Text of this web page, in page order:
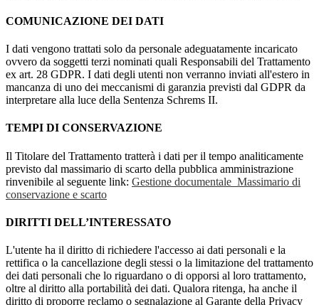
COMUNICAZIONE DEI DATI
I dati vengono trattati solo da personale adeguatamente incaricato
ovvero da soggetti terzi nominati quali Responsabili del Trattamento
ex art. 28 GDPR. I dati degli utenti non verranno inviati all'estero in
mancanza di uno dei meccanismi di garanzia previsti dal GDPR da
interpretare alla luce della Sentenza Schrems II.
TEMPI DI CONSERVAZIONE
Il Titolare del Trattamento tratterà i dati per il tempo analiticamente
previsto dal massimario di scarto della pubblica amministrazione
rinvenibile al seguente link: Gestione documentale_Massimario di
conservazione e scarto
DIRITTI DELL’INTERESSATO
L'utente ha il diritto di richiedere l'accesso ai dati personali e la
rettifica o la cancellazione degli stessi o la limitazione del trattamento
dei dati personali che lo riguardano o di opporsi al loro trattamento,
oltre al diritto alla portabilità dei dati. Qualora ritenga, ha anche il
diritto di proporre reclamo o segnalazione al Garante della Privacy